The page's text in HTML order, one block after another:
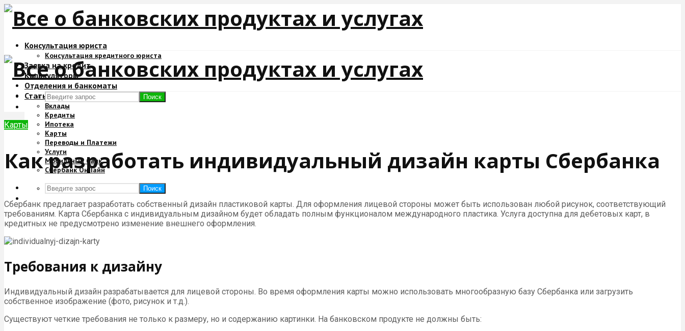
Консультация юриста
Консультация кредитного юриста
Заявка на кредит
Калькуляторы
Отделения и банкоматы
Статьи
Вклады
Кредиты
Ипотека
Карты
Переводы и Платежи
Услуги
Мобильный банк
Сбербанк ОнЛайн
Поиск
Поиск
Карты
Как разработать индивидуальный дизайн карты Сбербанка
Сбербанк предлагает разработать собственный дизайн пластиковой карты. Для оформления лицевой стороны может быть использован любой рисунок, соответствующий
требованиям. Карта Сбербанка с индивидуальным дизайном будет обладать полным функционалом международного пластика. Услуга доступна для дебетовых карт, в
кредитных не предусмотрено изменение внешнего оформления.
Требования к дизайну
Индивидуальный дизайн разрабатывается для лицевой стороны. Во время оформления карты можно использовать многообразную базу Сбербанка или загрузить
собственное изображение (фото, рисунок и т.д.).
Существуют четкие требования не только к размеру, но и содержанию картинки. На банковском продукте не должны быть: